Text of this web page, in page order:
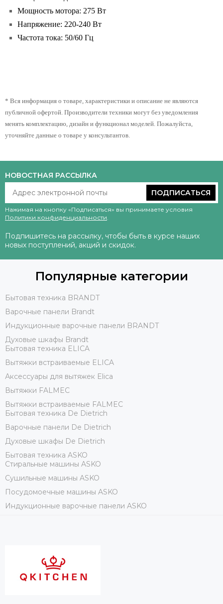
Мощность мотора: 275 Вт
Напряжение: 220-240 Вт
Частота тока: 50/60 Гц
* Вся информация о товаре, характеристики и описание не являются
публичной офертой. Производители техники могут без уведомления
менять комплектацию, дизайн и функционал моделей. Пожалуйста,
уточняйте данные о товаре у консультантов.
НОВОСТНАЯ РАССЫЛКА
ПОДПИСАТЬСЯ
Нажимая на кнопку «Подписаться» вы принимаете условия
Политики конфиденциальности.
Подпишитесь на рассылку, чтобы быть в курсе наших
новых поступлений, акций и скидок.
Популярные категории
Бытовая техника BRANDT
Варочные панели Brandt
Индукционные варочные панели BRANDT
Духовые шкафы Brandt
Бытовая техника ELICA
Вытяжки встраиваемые ELICA
Аксессуары для вытяжек Elica
Вытяжки FALMEC
Вытяжки встраиваемые FALMEC
Бытовая техника De Dietrich
Варочные панели De Dietrich
Духовые шкафы De Dietrich
Бытовая техника ASKO
Стиральные машины ASKO
Сушильные машины ASKO
Посудомоечные машины ASKO
Индукционные варочные панели ASKO